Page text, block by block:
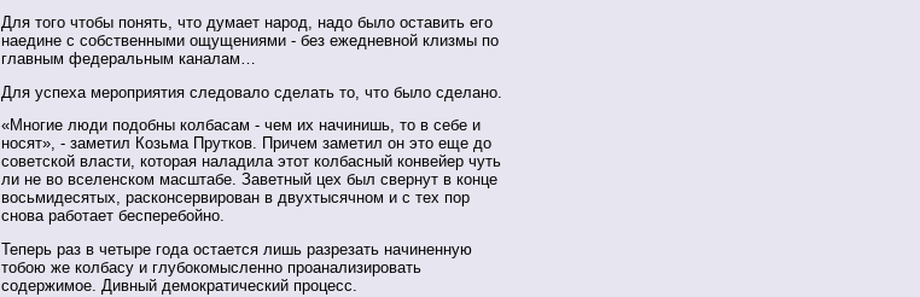
Для того чтобы понять, что думает народ, надо было оставить его
наедине с собственными ощущениями - без ежедневной клизмы по
главным федеральным каналам…
Для успеха мероприятия следовало сделать то, что было сделано.
«Многие люди подобны колбасам - чем их начинишь, то в себе и
носят», - заметил Козьма Прутков. Причем заметил он это еще до
советской власти, которая наладила этот колбасный конвейер чуть
ли не во вселенском масштабе. Заветный цех был свернут в конце
восьмидесятых, расконсервирован в двухтысячном и с тех пор
снова работает бесперебойно.
Теперь раз в четыре года остается лишь разрезать начиненную
тобою же колбасу и глубокомысленно проанализировать
содержимое. Дивный демократический процесс.